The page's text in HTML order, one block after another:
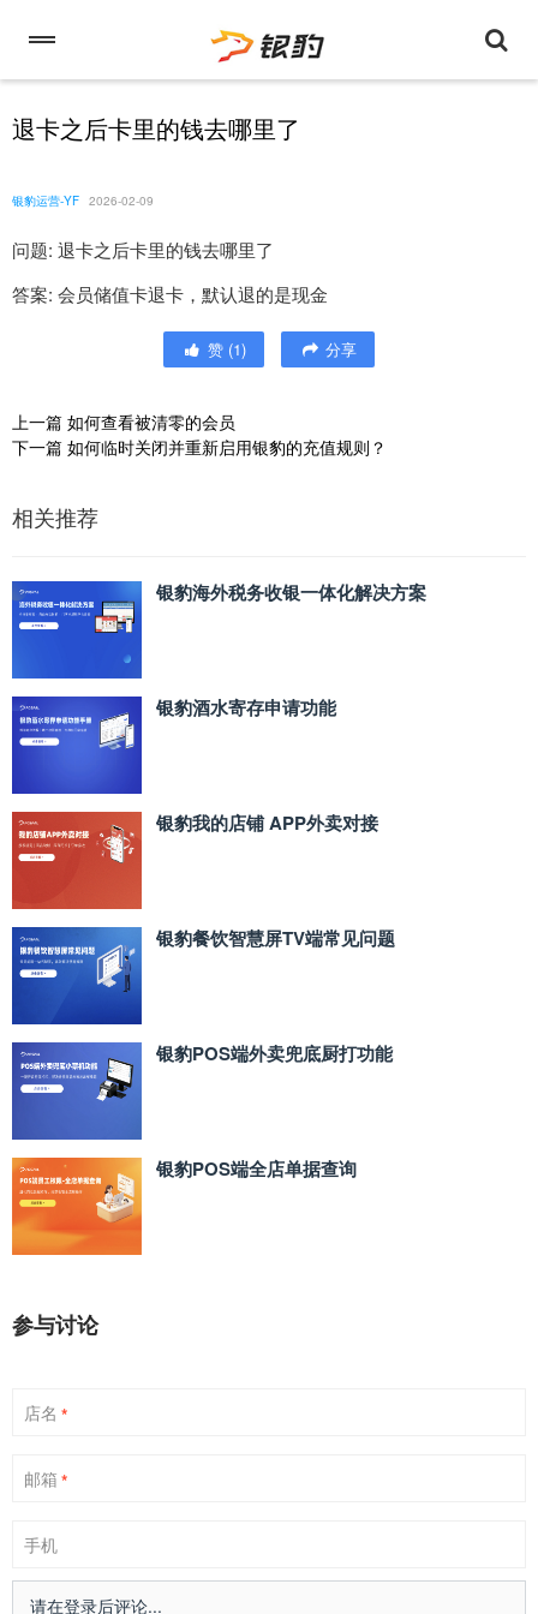
退卡之后卡里的钱去哪里了
银豹运营-YF 2026-02-09
问题: 退卡之后卡里的钱去哪里了
答案: 会员储值卡退卡，默认退的是现金
赞 (1) 分享
上一篇 如何查看被清零的会员
下一篇 如何临时关闭并重新启用银豹的充值规则？
相关推荐
银豹海外税务收银一体化解决方案
银豹酒水寄存申请功能
银豹我的店铺 APP外卖对接
银豹餐饮智慧屏TV端常见问题
银豹POS端外卖兜底厨打功能
银豹POS端全店单据查询
参与讨论
店名 *
邮箱 *
手机